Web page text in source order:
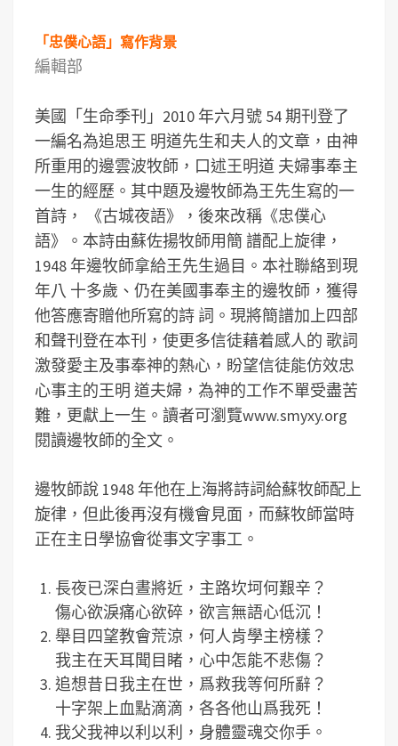
「忠僕心語」寫作背景
編輯部
美國「生命季刊」2010 年六月號 54 期刊登了
一編名為追思王 明道先生和夫人的文章，由神
所重用的邊雲波牧師，口述王明道 夫婦事奉主
一生的經歷。其中題及邊牧師為王先生寫的一
首詩， 《古城夜語》，後來改稱《忠僕心
語》。本詩由蘇佐揚牧師用簡 譜配上旋律，
1948 年邊牧師拿給王先生過目。本社聯絡到現
年八 十多歲、仍在美國事奉主的邊牧師，獲得
他答應寄贈他所寫的詩 詞。現將簡譜加上四部
和聲刊登在本刊，使更多信徒藉着感人的 歌詞
激發愛主及事奉神的熱心，盼望信徒能仿效忠
心事主的王明 道夫婦，為神的工作不單受盡苦
難，更獻上一生。讀者可瀏覽www.smyxy.org
閱讀邊牧師的全文。
邊牧師說 1948 年他在上海將詩詞給蘇牧師配上
旋律，但此後再沒有機會見面，而蘇牧師當時
正在主日學協會從事文字事工。
長夜已深白晝將近，主路坎坷何艱辛？
傷心欲淚痛心欲碎，欲言無語心低沉！
舉目四望教會荒涼，何人肯學主榜樣？
我主在天耳聞目睹，心中怎能不悲傷？
追想昔日我主在世，爲救我等何所辭？
十字架上血點滴滴，各各他山爲我死！
我父我神以利以利，身體靈魂交你手。